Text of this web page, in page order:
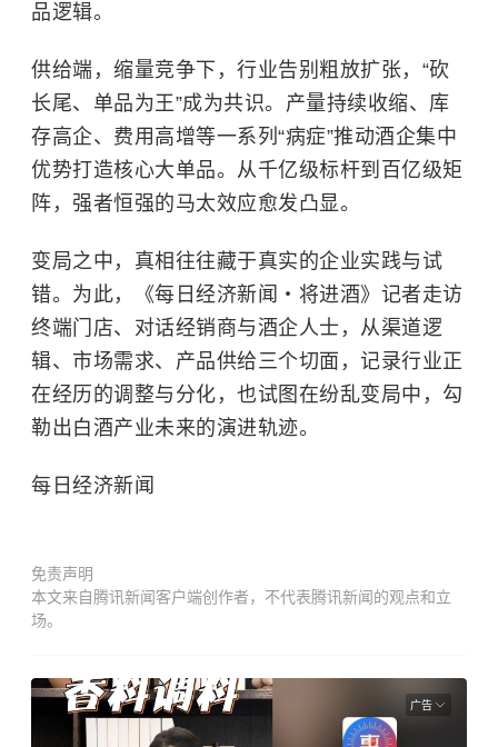
品逻辑。
供给端，缩量竞争下，行业告别粗放扩张，“砍
长尾、单品为王”成为共识。产量持续收缩、库
存高企、费用高增等一系列“病症”推动酒企集中
优势打造核心大单品。从千亿级标杆到百亿级矩
阵，强者恒强的马太效应愈发凸显。
变局之中，真相往往藏于真实的企业实践与试
错。为此，《每日经济新闻・将进酒》记者走访
终端门店、对话经销商与酒企人士，从渠道逻
辑、市场需求、产品供给三个切面，记录行业正
在经历的调整与分化，也试图在纷乱变局中，勾
勒出白酒产业未来的演进轨迹。
每日经济新闻
免责声明
本文来自腾讯新闻客户端创作者，不代表腾讯新闻的观点和立
场。
广告